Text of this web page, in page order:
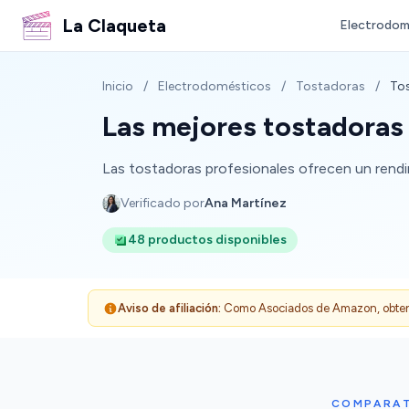
La Claqueta
Inicio / Electrodomésticos / Tostadoras /
Las mejores
Las tostadoras profesionales ofrecen un
Verificado porAna Martínez
48 productos disponibles
Aviso de afiliación: Como Asociados de Amazon,